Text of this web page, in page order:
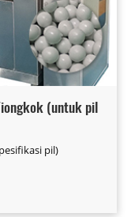
(untuk pil
pil)